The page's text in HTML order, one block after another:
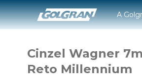
A
Cinzel Wagner
Reto Millennium